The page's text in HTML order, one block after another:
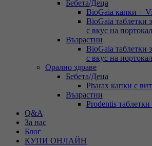
Бебета/Деца
BioGaia капки +
BioGaia таблетки
с вкус на портокал
Възрастни
BioGaia таблетки
с вкус на портокал
Орално здраве
Бебета/Деца
Pharax капки с
Възрастни
Prodentis
Q&A
За нас
Блог
КУПИ ОНЛАЙН